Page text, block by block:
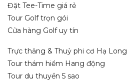
Đặt Tee-Time giá rẻ
Tour Golf trọn gói
Cửa hàng Golf uy tín
Trực thăng & Thuỷ phi cơ Hạ Long
Tour thám hiểm Hang động
Tour du thuyền 5 sao